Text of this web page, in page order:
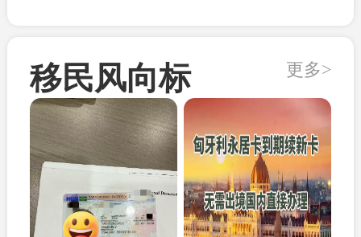
移民风向标 更多>